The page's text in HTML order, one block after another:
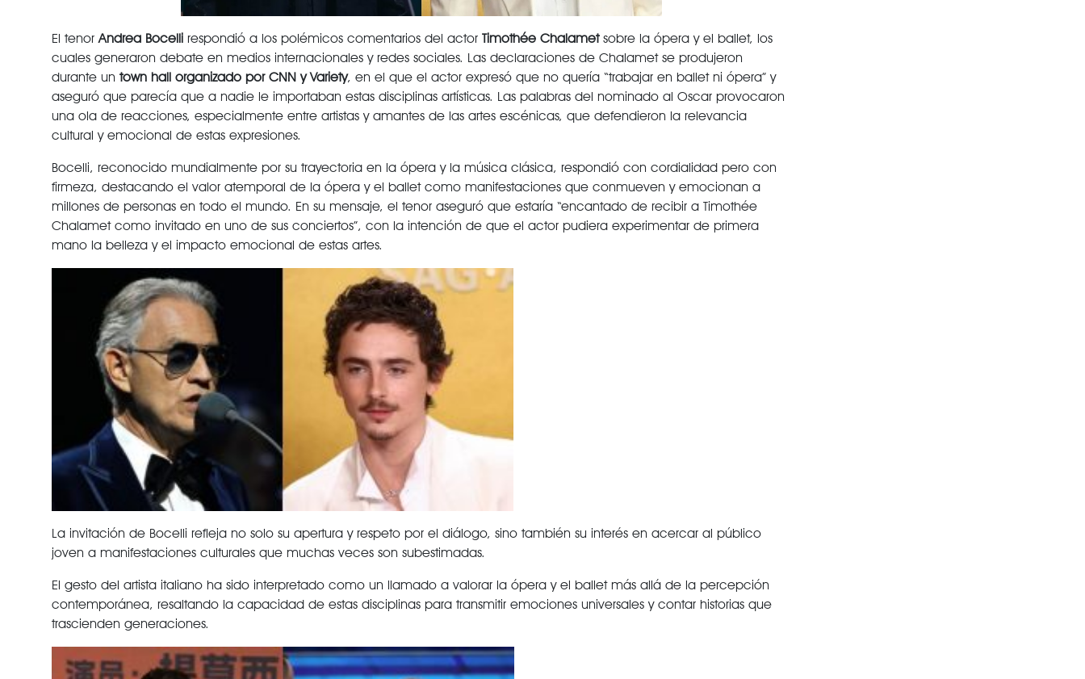
El tenor Andrea Bocellirespondió a los polémicos comentarios del actor Timothée Chalametsobre la ópera y el ballet, los
cuales generaron debate en medios internacionales y redes sociales. Las declaraciones de Chalamet se produjeron
durante un town hall organizado por CNN y Variety, en el que el actor expresó que no quería “trabajar en ballet ni ópera” y
aseguró que parecía que a nadie le importaban estas disciplinas artísticas. Las palabras del nominado al Oscar provocaron
una ola de reacciones, especialmente entre artistas y amantes de las artes escénicas, que defendieron la relevancia
cultural y emocional de estas expresiones.
Bocelli, reconocido mundialmente por su trayectoria en la ópera y la música clásica, respondió con cordialidad pero con
firmeza, destacando el valor atemporal de la ópera y el ballet como manifestaciones que conmueven y emocionan a
millones de personas en todo el mundo. En su mensaje, el tenor aseguró que estaría “encantado de recibir a Timothée
Chalamet como invitado en uno de sus conciertos”, con la intención de que el actor pudiera experimentar de primera
mano la belleza y el impacto emocional de estas artes.
La invitación de Bocelli refleja no solo su apertura y respeto por el diálogo, sino también su interés en acercar al público
joven a manifestaciones culturales que muchas veces son subestimadas.
El gesto del artista italiano ha sido interpretado como un llamado a valorar la ópera y el ballet más allá de la percepción
contemporánea, resaltando la capacidad de estas disciplinas para transmitir emociones universales y contar historias que
trascienden generaciones.